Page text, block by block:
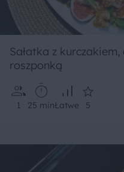
Sałatka z
roszponką
1 25 minŁatwe 5